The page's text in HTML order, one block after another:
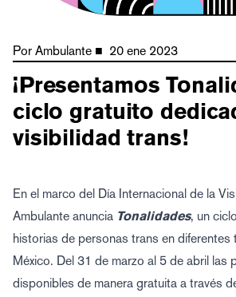
Por Ambulante ■ 20 ene 2023
¡Presentamos
ciclo gratuito
visibilidad trans!
En el marco del Día Internacional de la
Ambulante anuncia Tonalidades, un
historias de personas trans en diferentes
México. Del 31 de marzo al 5 de abril las
disponibles de manera gratuita a través